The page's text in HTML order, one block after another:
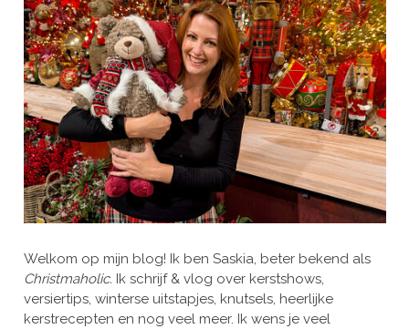
Welkom op mijn blog! Ik ben Saskia, beter bekend als
Christmaholic. Ik schrijf & vlog over kerstshows,
versiertips, winterse uitstapjes, knutsels, heerlijke
kerstrecepten en nog veel meer. Ik wens je veel